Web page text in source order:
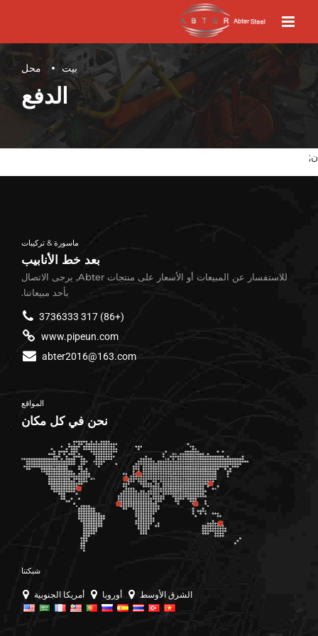
بيت محل
الدفع
ن;
ماسورة & تركيبات
بعد خط الأنابيب
للاستفسار عن المبيعات أو الأسعار على منتجات Abter, يرجى الاتصال
بأحد مبيعاتنا.
(+86) 317 3736333
www.pipeun.com
abter2016@163.com
المواقع
نحن في كل مكان
شبكتنا
الشرق الأوسط أوروبا أمريكا الجنوبية